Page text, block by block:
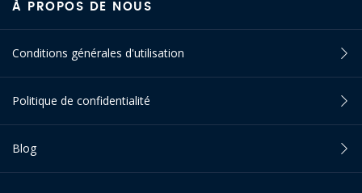
À PROPOS DE NOUS
Conditions générales d'utilisation
Politique de confidentialité
Blog